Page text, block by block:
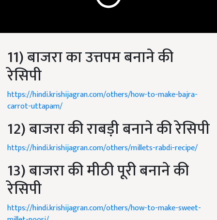
11) बाजरा का उत्तपम बनाने की
रेसिपी
https://hindi.krishijagran.com/others/how-to-make-bajra-
carrot-uttapam/
12) बाजरा की राबड़ी बनाने की रेसिपी
https://hindi.krishijagran.com/others/millets-rabdi-recipe/
13) बाजरा की मीठी पूरी बनाने की
रेसिपी
https://hindi.krishijagran.com/others/how-to-make-sweet-